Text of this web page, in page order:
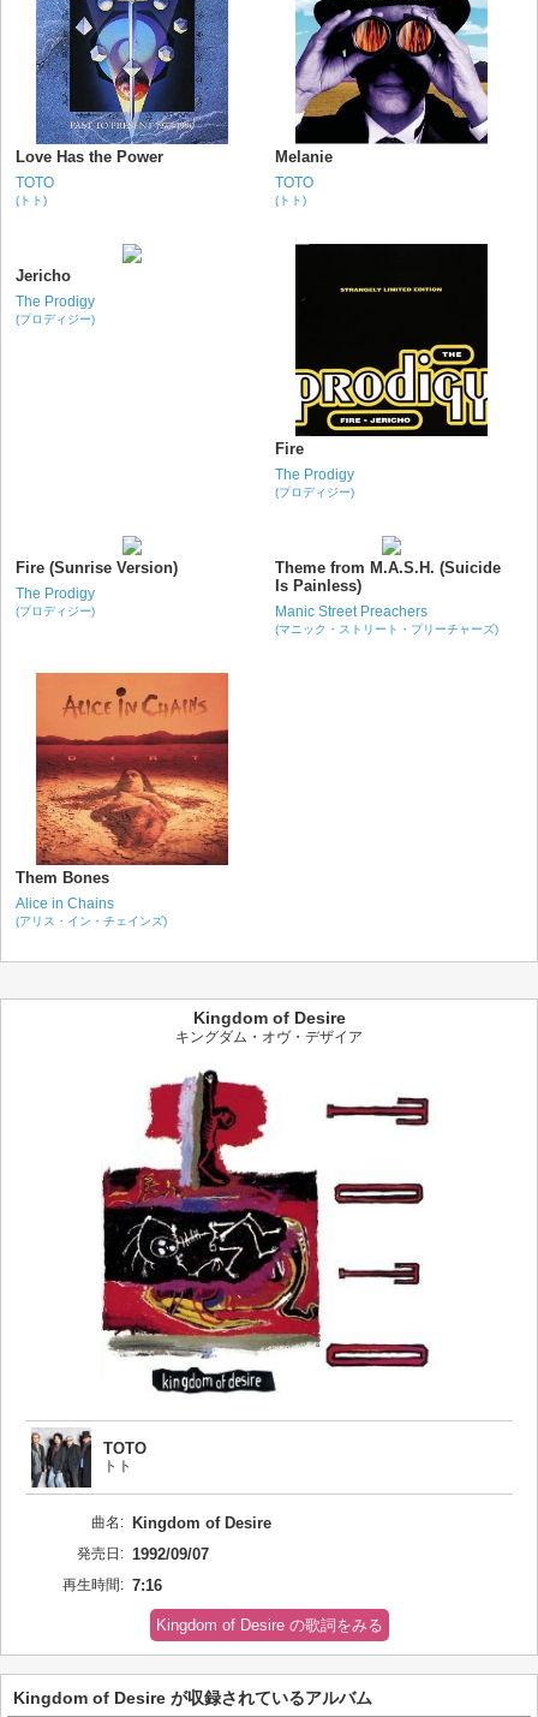
Love Has the Power
TOTO
(トト)
Melanie
TOTO
(トト)
Jericho
The Prodigy
(プロディジー)
Fire
The Prodigy
(プロディジー)
Fire (Sunrise Version)
The Prodigy
(プロディジー)
Theme from M.A.S.H. (Suicide
Is Painless)
Manic Street Preachers
(マニック・ストリート・プリーチャーズ)
Them Bones
Alice in Chains
(アリス・イン・チェインズ)
Kingdom of Desire
キングダム・オヴ・デザイア
TOTO
トト
曲名: Kingdom of Desire
発売日: 1992/09/07
再生時間: 7:16
Kingdom of Desire の歌詞をみる
Kingdom of Desire が収録されているアルバム